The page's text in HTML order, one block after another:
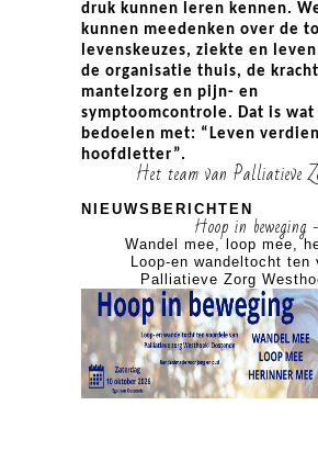
druk kunnen leren kennen.
kunnen meedenken over de
levenskeuzes, ziekte en
de organisatie thuis, de
mantelzorg en pijn- en
symptoomcontrole. Dat is
bedoelen met: “Leven
hoofdletter”.
Het team van Palliatieve
NIEUWSBERICHTEN
Hoop in
Wandel mee, loop mee,
Loop-en wandeltocht ten
Palliatieve Zorg